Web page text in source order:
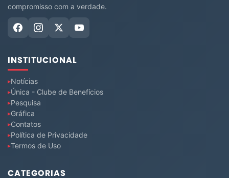
compromisso com a verdade.
INSTITUCIONAL
Notícias
Única - Clube de Benefícios
Pesquisa
Gráfica
Contatos
Política de Privacidade
Termos de Uso
CATEGORIAS